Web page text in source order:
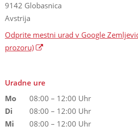
9142 Globasnica
Avstrija
Odprite mestni urad v Google
prozoru)
Uradne ure
Mo
08:00 – 12:00 Uhr
Di
08:00 – 12:00 Uhr
Mi
08:00 – 12:00 Uhr